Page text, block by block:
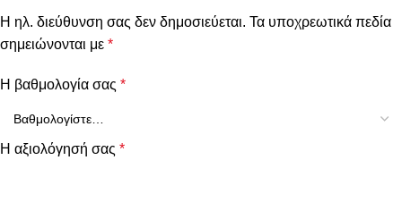
Η ηλ. διεύθυνση σας δεν δημοσιεύεται. Τα υποχρεωτικά πεδία
σημειώνονται με *
Η βαθμολογία σας *
Η αξιολόγησή σας *